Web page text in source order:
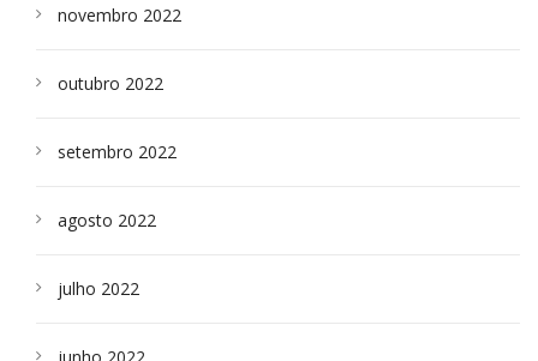
novembro 2022
outubro 2022
setembro 2022
agosto 2022
julho 2022